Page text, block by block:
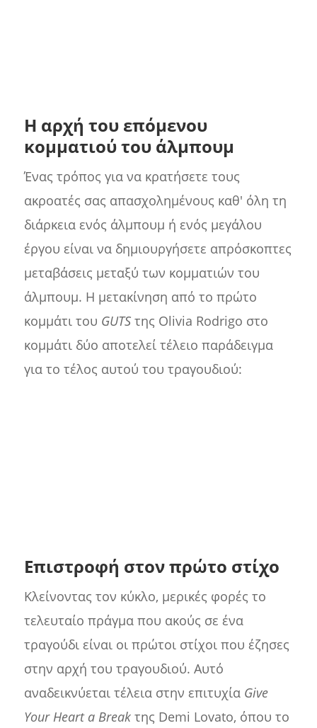
Η αρχή του επόμενου
κομματιού του άλμπουμ
Ένας τρόπος για να κρατήσετε τους
ακροατές σας απασχολημένους καθ' όλη τη
διάρκεια ενός άλμπουμ ή ενός μεγάλου
έργου είναι να δημιουργήσετε απρόσκοπτες
μεταβάσεις μεταξύ των κομματιών του
άλμπουμ. Η μετακίνηση από το πρώτο
κομμάτι του GUTSτης Olivia Rodrigo στο
κομμάτι δύο αποτελεί τέλειο παράδειγμα
για το τέλος αυτού του τραγουδιού:
Επιστροφή στον πρώτο στίχο
Κλείνοντας τον κύκλο, μερικές φορές το
τελευταίο πράγμα που ακούς σε ένα
τραγούδι είναι οι πρώτοι στίχοι που έζησες
στην αρχή του τραγουδιού. Αυτό
αναδεικνύεται τέλεια στην επιτυχία Give
Your Heart a Breakτης Demi Lovato, όπου το